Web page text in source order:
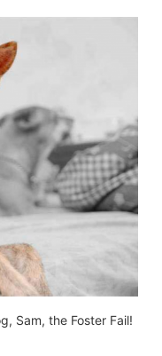
Sam, the Foster Fail!